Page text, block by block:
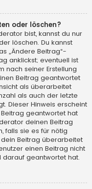
oder löschen?
bist, kannst du nur
löschen. Du kannst
„Ändere Beitrag“-
anklickst; eventuell ist
nach seiner Erstellung
Beitrag geantwortet
als überarbeitet
als auch der letzte
Dieser Hinweis erscheint
geantwortet hat
deinen Beitrag
falls sie es für nötig
Beitrag überarbeitet
einen Beitrag nicht
darauf geantwortet hat.